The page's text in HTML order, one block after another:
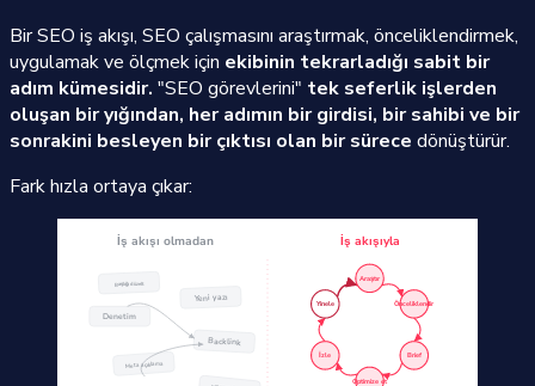
Bir SEO iş akışı, SEO çalışmasını araştırmak, önceliklendirmek,
uygulamak ve ölçmek için ekibinin tekrarladığı sabit bir
adım kümesidir. "SEO görevlerini" tek seferlik işlerden
oluşan bir yığından, her adımın bir girdisi, bir sahibi ve bir
sonrakini besleyen bir çıktısı olan bir sürece dönüştürür.
Fark hızla ortaya çıkar: